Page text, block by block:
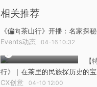
相关推荐
《偏向茶山行》开播：名家探
Events动态 04-16 10:32
【
行》｜在茶里的民族探历史的
CX创意 04-10 12:00